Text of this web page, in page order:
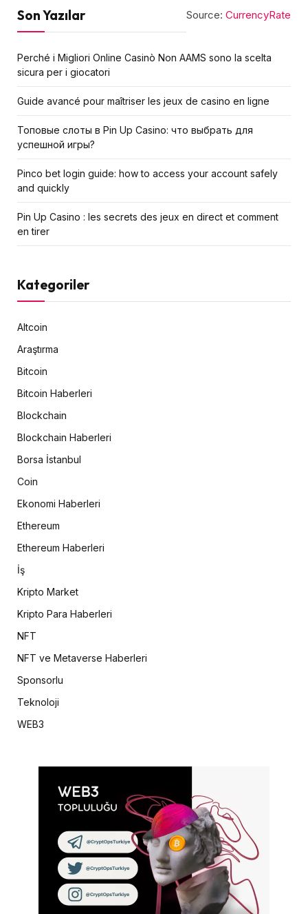
Source: CurrencyRate
Son Yazılar
Perché i Migliori Online Casinò Non AAMS sono la scelta
sicura per i giocatori
Guide avancé pour maîtriser les jeux de casino en ligne
Топовые слоты в Pin Up Casino: что выбрать для
успешной игры?
Pinco bet login guide: how to access your account safely
and quickly
Pin Up Casino : les secrets des jeux en direct et comment
en tirer
Kategoriler
Altcoin
Araştırma
Bitcoin
Bitcoin Haberleri
Blockchain
Blockchain Haberleri
Borsa İstanbul
Coin
Ekonomi Haberleri
Ethereum
Ethereum Haberleri
İş
Kripto Market
Kripto Para Haberleri
NFT
NFT ve Metaverse Haberleri
Sponsorlu
Teknoloji
WEB3